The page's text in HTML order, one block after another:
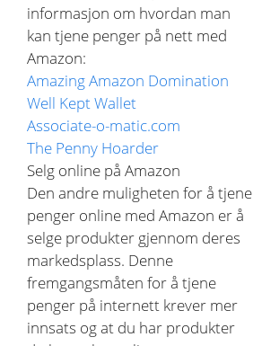
informasjon om hvordan man
kan tjene penger på nett med
Amazon:
Amazing Amazon Domination
Well Kept Wallet
Associate-o-matic.com
The Penny Hoarder
Selg online på Amazon
Den andre muligheten for å tjene
penger online med Amazon er å
selge produkter gjennom deres
markedsplass. Denne
fremgangsmåten for å tjene
penger på internett krever mer
innsats og at du har produkter